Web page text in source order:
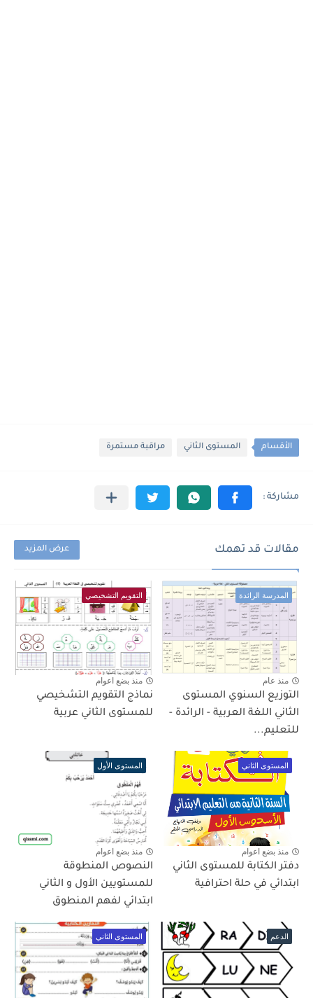
الأقسام المستوى الثاني مراقبة مستمرة
مقالات قد تهمك عرض المزيد
المدرسة الرائدة
منذ عام
التوزيع السنوي المستوى
الثاني اللغة العربية - الرائدة -
للتعليم...
التقويم التشخيصي
منذ بضع اعوام
نماذج التقويم التشخيصي
للمستوى الثاني عربية
المستوى الثاني
منذ بضع اعوام
دفتر الكتابة للمستوى الثاني
ابتدائي في حلة احترافية
المستوى الأول
منذ بضع اعوام
النصوص المنطوقة
للمستويين الأول و الثاني
ابتدائي لفهم المنطوق
الدعم المستوى الثاني